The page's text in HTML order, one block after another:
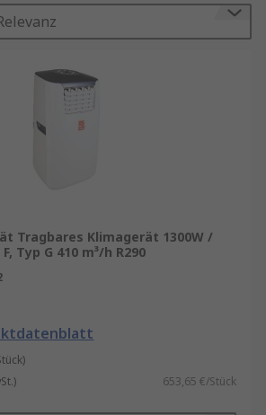
sogar Beheizung, was sie
macht.
verwandte Produkte wie
Ventilatoren
und Ventilatoren
nach einer zuverlässigen
Bauart und Leistung
Besonders in
müssen Geräte
erbringen. Hier
Tragbares Klimagerät 1300W /
Typ G 410 m³/h R290
653,65 €/Stück